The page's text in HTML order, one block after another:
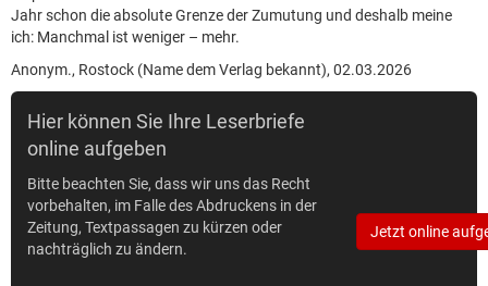
Jahr schon die absolute Grenze der Zumutung und deshalb meine
ich: Manchmal ist weniger – mehr.
Anonym., Rostock (Name dem Verlag bekannt), 02.03.2026
Hier können Sie Ihre Leserbriefe
online aufgeben
Bitte beachten Sie, dass wir uns das Recht
vorbehalten, im Falle des Abdruckens in der
Zeitung, Textpassagen zu kürzen oder
nachträglich zu ändern.
Jetzt online